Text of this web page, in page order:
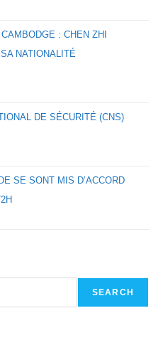
: CHEN ZHI
NATIONALITÉ
DE SÉCURITÉ (CNS)
SE SONT MIS D’ACCORD
SEARCH